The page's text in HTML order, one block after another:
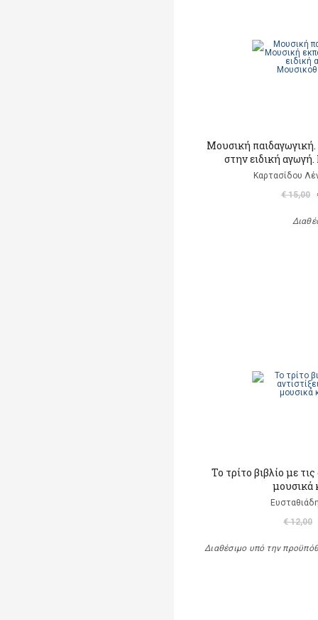
Μουσική
στην ειδική
Καρτασίδου
€ 15,00
Το τρίτο βιβλίο με
μουσικά
€ 12,00
Διαθέσιμο υπό την